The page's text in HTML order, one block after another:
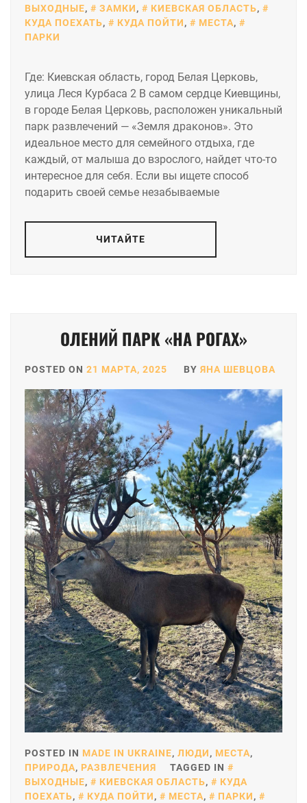
ВЫХОДНЫЕ, ЗАМКИ, КИЕВСКАЯ ОБЛАСТЬ,
КУДА ПОЕХАТЬ, КУДА ПОЙТИ, МЕСТА,
ПАРКИ
Где: Киевская область, город Белая Церковь,
улица Леся Курбаса 2 В самом сердце Киевщины,
в городе Белая Церковь, расположен уникальный
парк развлечений — «Земля драконов». Это
идеальное место для семейного отдыха, где
каждый, от малыша до взрослого, найдет что-то
интересное для себя. Если вы ищете способ
подарить своей семье незабываемые
ЧИТАЙТЕ
ОЛЕНИЙ ПАРК «НА РОГАХ»
POSTED ON 21 МАРТА, 2025 BY ЯНА ШЕВЦОВА
POSTED IN MADE IN UKRAINE, ЛЮДИ, МЕСТА,
ПРИРОДА, РАЗВЛЕЧЕНИЯ
TAGGED IN
ВЫХОДНЫЕ, КИЕВСКАЯ ОБЛАСТЬ,
КУДА
ПОЕХАТЬ, КУДА ПОЙТИ, МЕСТА, ПАРКИ,